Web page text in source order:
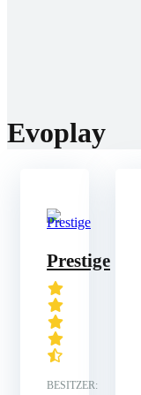
Evoplay
Prestige
BESITZER: